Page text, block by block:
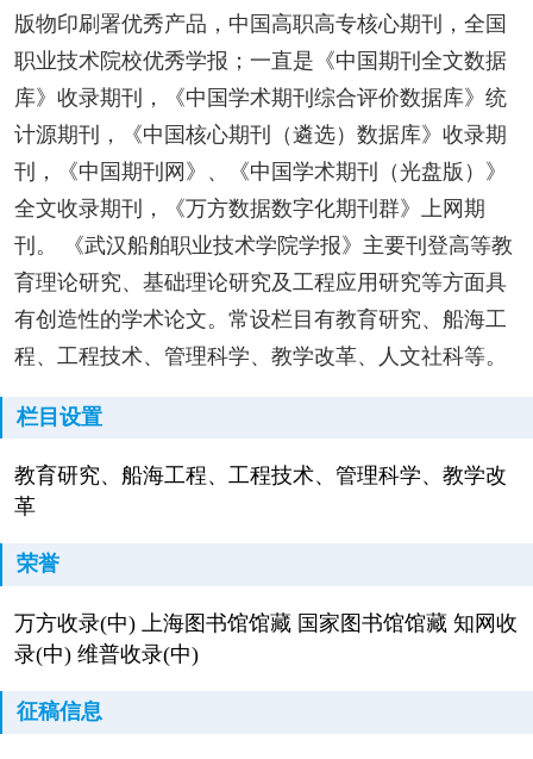
版物印刷署优秀产品，中国高职高专核心期刊，全国
职业技术院校优秀学报；一直是《中国期刊全文数据
库》收录期刊，《中国学术期刊综合评价数据库》统
计源期刊，《中国核心期刊（遴选）数据库》收录期
刊，《中国期刊网》、《中国学术期刊（光盘版）》
全文收录期刊，《万方数据数字化期刊群》上网期
刊。 《武汉船舶职业技术学院学报》主要刊登高等教
育理论研究、基础理论研究及工程应用研究等方面具
有创造性的学术论文。常设栏目有教育研究、船海工
程、工程技术、管理科学、教学改革、人文社科等。
栏目设置
教育研究、船海工程、工程技术、管理科学、教学改
革
荣誉
万方收录(中) 上海图书馆馆藏 国家图书馆馆藏 知网收
录(中) 维普收录(中)
征稿信息